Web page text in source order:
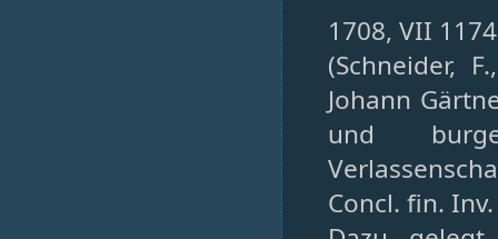
1708, VII
(Schneider,
Johann
und
Concl. fin.